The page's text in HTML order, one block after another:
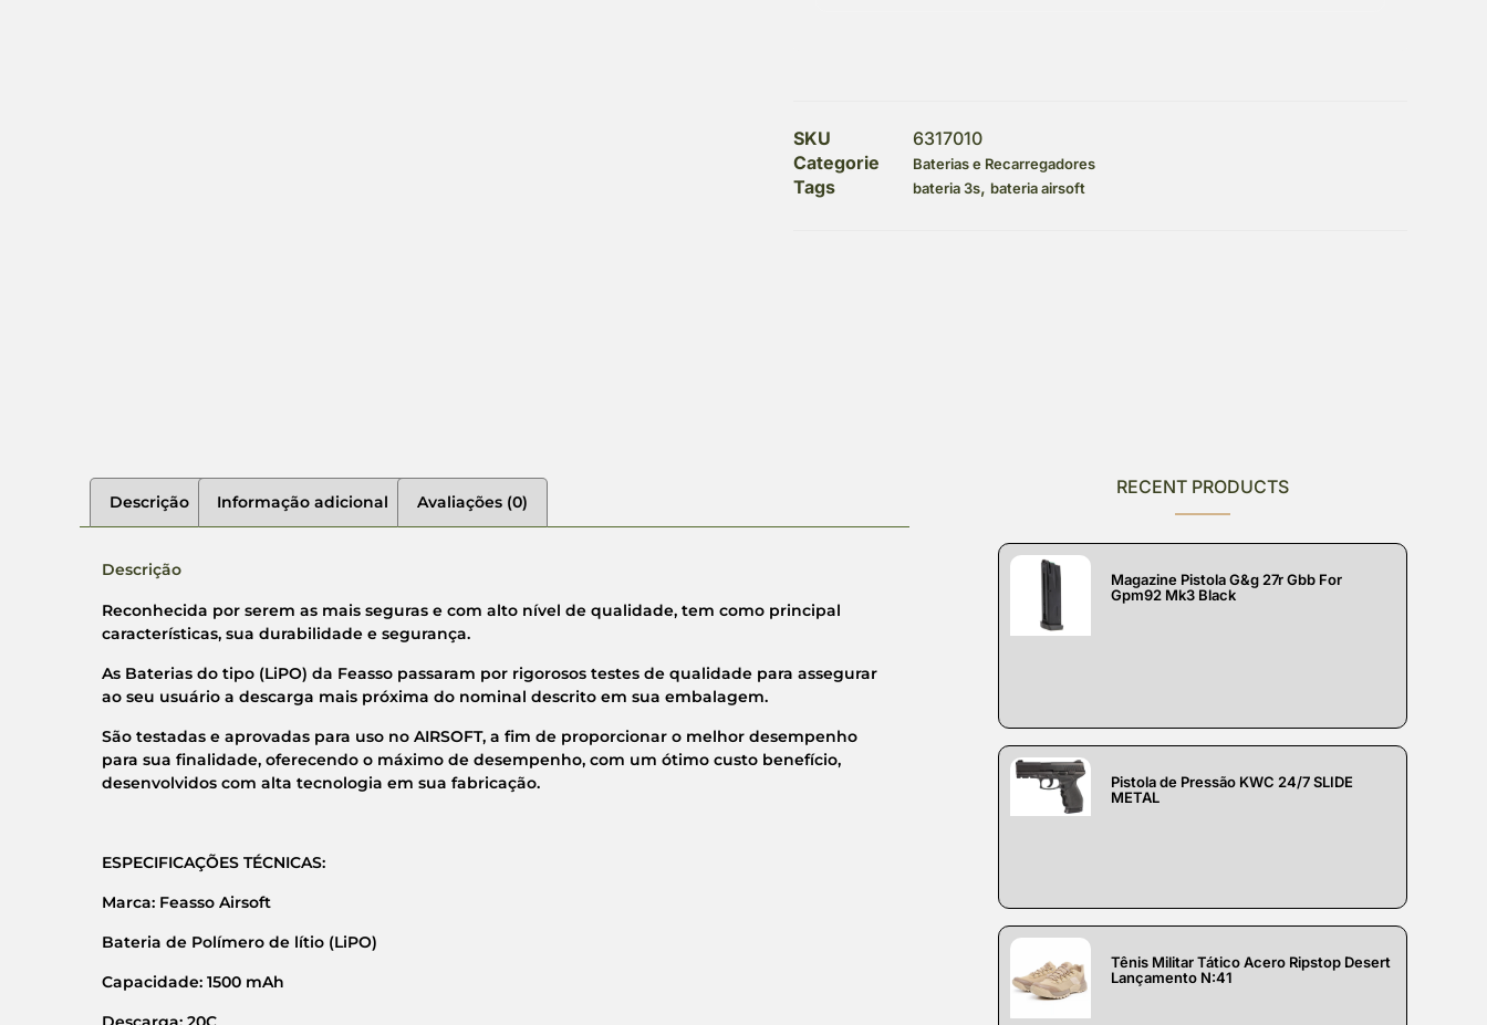
SKU
6317010
Categorie
Baterias e Recarregadores
Tags bateria 3s, bateria airsoft
Descrição Informação adicional Avaliações (0)
Descrição
Reconhecida por serem as mais seguras e com alto nível de qualidade, tem como principal
características, sua durabilidade e segurança.
As Baterias do tipo (LiPO) da Feasso passaram por rigorosos testes de qualidade para assegurar
ao seu usuário a descarga mais próxima do nominal descrito em sua embalagem.
São testadas e aprovadas para uso no AIRSOFT, a fim de proporcionar o melhor desempenho
para sua finalidade, oferecendo o máximo de desempenho, com um ótimo custo benefício,
desenvolvidos com alta tecnologia em sua fabricação.
ESPECIFICAÇÕES TÉCNICAS:
Marca: Feasso Airsoft
Bateria de Polímero de lítio (LiPO)
Capacidade: 1500 mAh
RECENT PRODUCTS
Magazine Pistola G&g 27r Gbb For
Gpm92 Mk3 Black
Pistola de Pressão KWC 24/7 SLIDE
METAL
Tênis Militar Tático Acero Ripstop Desert
Lançamento N:41